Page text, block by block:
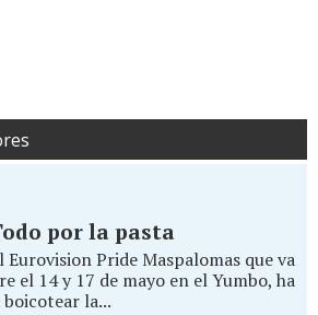
por la pasta
Pride Maspalomas que va
el 14 y 17 de mayo en el Yumbo, ha
boicotear la...